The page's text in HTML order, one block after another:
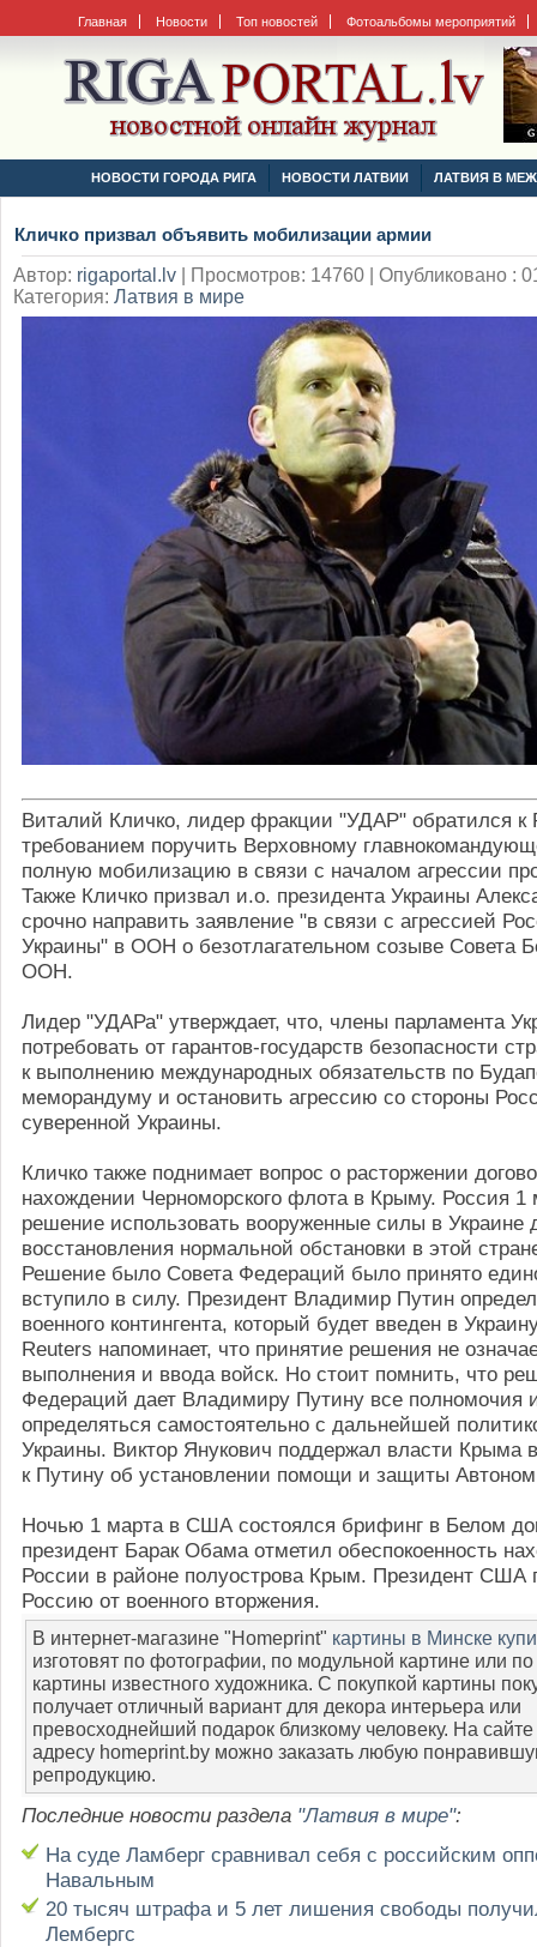
Главная Новости Топ новостей Фотоальбомы мероприятий
НОВОСТИ ГОРОДА РИГА НОВОСТИ ЛАТВИИ ЛАТВИЯ В
Кличко призвал объявить мобилизации армии
Автор: rigaportal.lv
Просмотров: 14760 | Опубликовано :
Категория: Латвия в мире
Виталий Кличко, лидер фракции "УДАР" обратился к
требованием поручить Верховному
полную мобилизацию в связи с началом агрессии
Также Кличко призвал и.о. президента Украины
срочно направить заявление "в связи с агрессией
Украины" в ООН о безотлагательном созыве Совета
ООН.
Лидер "УДАРа" утверждает, что, члены парламента
потребовать от гарантов-государств безопасности
к выполнению международных обязательств по
меморандуму и остановить агрессию со стороны
суверенной Украины.
Кличко также поднимает вопрос о расторжении
нахождении Черноморского флота в Крыму. Россия 1
решение использовать вооруженные силы в Украине
восстановления нормальной обстановки в этой
Решение было Совета Федераций было принято
вступило в силу. Президент Владимир Путин
военного контингента, который будет введен в
Reuters напоминает, что принятие решения не
выполнения и ввода войск. Но стоит помнить, что
Федераций дает Владимиру Путину все полномочия
определяться самостоятельно с дальнейшей
Украины. Виктор Янукович поддержал власти Крыма
к Путину об установлении помощи и защиты
Ночью 1 марта в США состоялся брифинг в Белом
президент Барак Обама отметил обеспокоенность
России в районе полуострова Крым. Президент США
Россию от военного вторжения.
В интернет-магазине "Homeprint" картины в Минске
изготовят по фотографии, по модульной картине или
картины известного художника. С покупкой картины
получает отличный вариант для декора интерьера или
превосходнейший подарок близкому человеку. На
адресу homeprint.by можно заказать любую
репродукцию.
Последние новости раздела "Латвия в мире":
На суде Ламберг сравнивал себя с российским
Навальным
20 тысяч штрафа и 5 лет лишения свободы
Лембергс